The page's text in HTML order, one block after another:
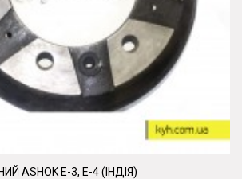
ASHOK Е-3, Е-4 (ІНДІЯ)